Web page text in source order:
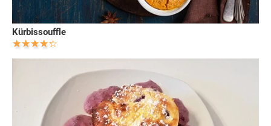
Kürbissouffle